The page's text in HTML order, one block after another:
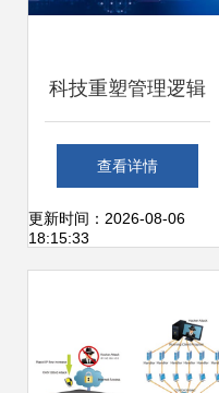
科技重塑管理逻辑
从财升团队转型看
AI系统如何变革互
查看详情
更新时间：2026-08-06
18:15:33